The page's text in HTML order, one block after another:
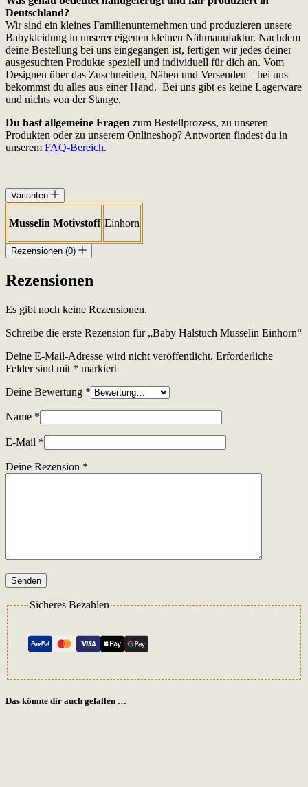
Deutschland?
Wir sind ein kleines Familienunternehmen und produzieren unsere
Babykleidung in unserer eigenen kleinen Nähmanufaktur. Nachdem
deine Bestellung bei uns eingegangen ist, fertigen wir jedes deiner
ausgesuchten Produkte speziell und individuell für dich an. Vom
Designen über das Zuschneiden, Nähen und Versenden – bei uns
bekommst du alles aus einer Hand. Bei uns gibt es keine Lagerware
und nichts von der Stange.
Du hast allgemeine Fragen zum Bestellprozess, zu unseren
Produkten oder zu unserem Onlineshop? Antworten findest du in
unserem FAQ-Bereich.
Varianten
Musselin Motivstoff Einhorn
Rezensionen (0)
Rezensionen
Es gibt noch keine Rezensionen.
Schreibe die erste Rezension für „Baby Halstuch Musselin Einhorn“
Deine E-Mail-Adresse wird nicht veröffentlicht. Erforderliche
Felder sind mit * markiert
Deine Bewertung *
Name *
E-Mail *
Deine Rezension *
Senden
Sicheres Bezahlen
Das könnte dir auch gefallen …